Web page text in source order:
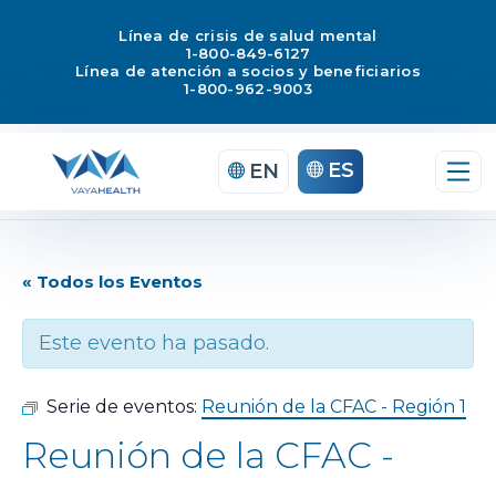
Línea de crisis de salud mental
1-800-849-6127
Línea de atención a socios y beneficiarios
1-800-962-9003
EN ES
« Todos los Eventos
Este evento ha pasado.
Serie de eventos: Reunión de la CFAC - Región 1
Reunión de la CFAC -